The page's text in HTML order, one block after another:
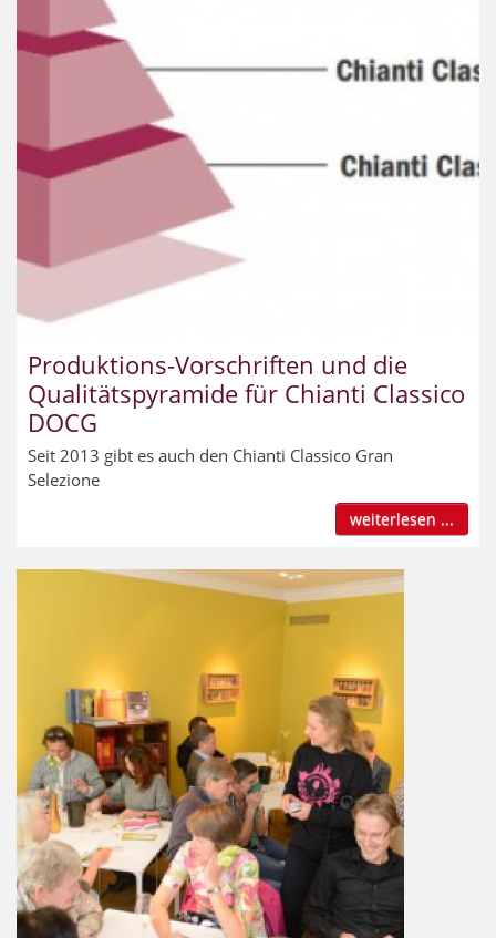
Produktions-Vorschriften und die
Qualitätspyramide für Chianti Classico
DOCG
Seit 2013 gibt es auch den Chianti Classico Gran
Selezione
weiterlesen ...